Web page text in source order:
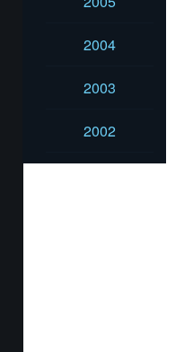
2004
2003
2002